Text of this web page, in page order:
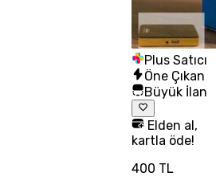
Plus Satıcı
Öne Çıkan
Büyük İlan
Elden al,
kartla öde!
400 TL